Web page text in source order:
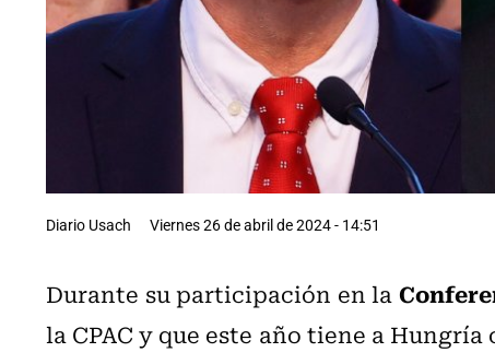
Diario Usach Viernes 26 de abril de 2024 - 14:51
Durante su participación en la
la CPAC y que este año tiene a